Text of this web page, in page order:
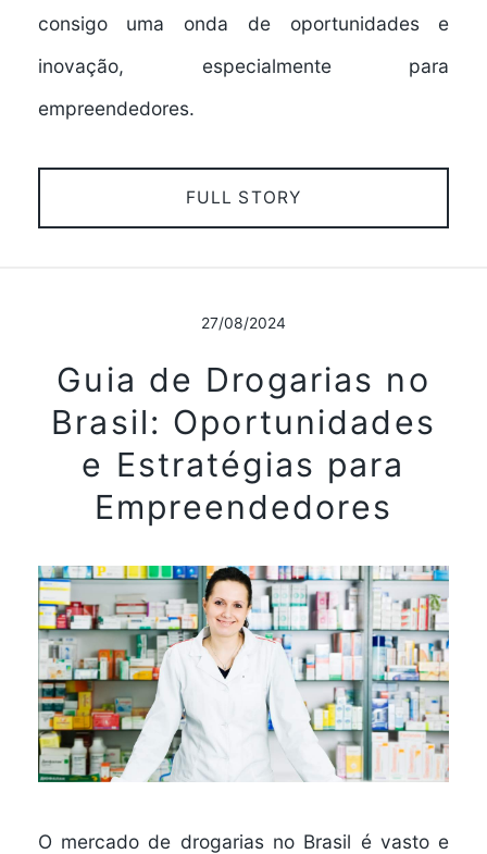
consigo uma onda de oportunidades e
inovação, especialmente para
empreendedores.
FULL STORY
27/08/2024
Guia de Drogarias no
Brasil: Oportunidades
e Estratégias para
Empreendedores
O mercado de drogarias no Brasil é vasto e